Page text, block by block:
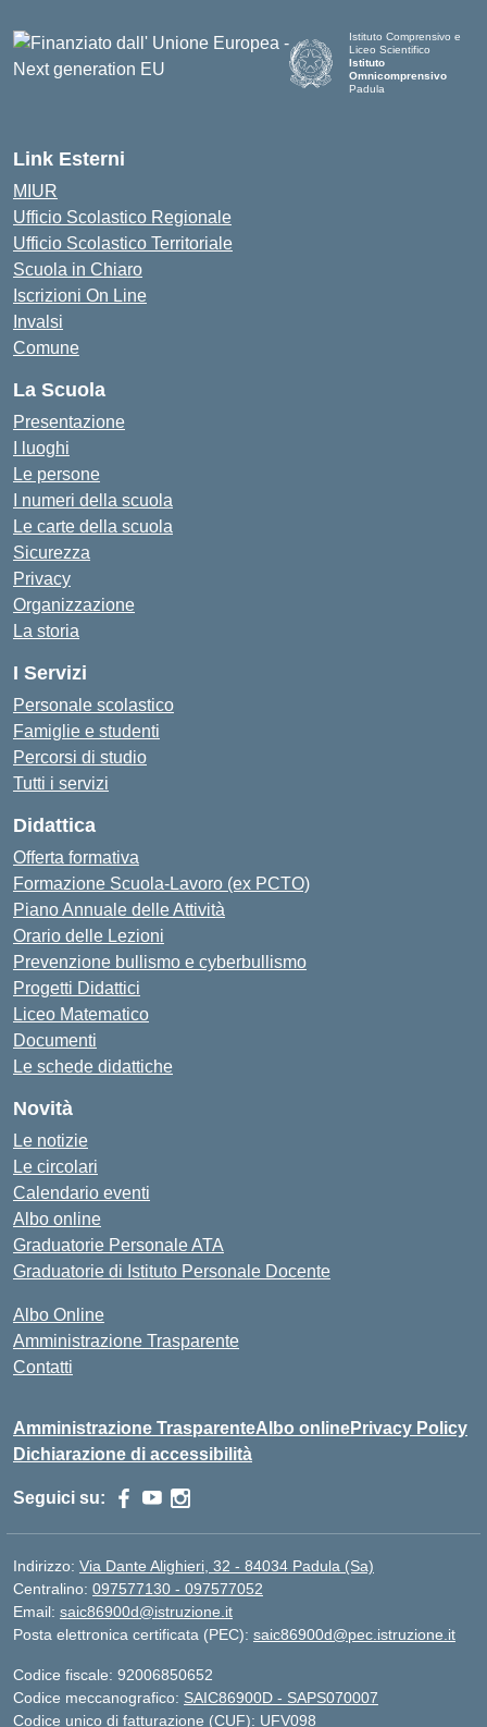
Istituto Comprensivo e
Liceo Scientifico
Istituto
Omnicomprensivo
Padula
Link Esterni
MIUR
Ufficio Scolastico Regionale
Ufficio Scolastico Territoriale
Scuola in Chiaro
Iscrizioni On Line
Invalsi
Comune
La Scuola
Presentazione
I luoghi
Le persone
I numeri della scuola
Le carte della scuola
Sicurezza
Privacy
Organizzazione
La storia
I Servizi
Personale scolastico
Famiglie e studenti
Percorsi di studio
Tutti i servizi
Didattica
Offerta formativa
Formazione Scuola-Lavoro (ex PCTO)
Piano Annuale delle Attività
Orario delle Lezioni
Prevenzione bullismo e cyberbullismo
Progetti Didattici
Liceo Matematico
Documenti
Le schede didattiche
Novità
Le notizie
Le circolari
Calendario eventi
Albo online
Graduatorie Personale ATA
Graduatorie di Istituto Personale Docente
Albo Online
Amministrazione Trasparente
Contatti
Amministrazione TrasparenteAlbo onlinePrivacy Policy
Dichiarazione di accessibilità
Seguici su:
Indirizzo: Via Dante Alighieri, 32 - 84034 Padula (Sa)
Centralino: 097577130 - 097577052
Email: saic86900d@istruzione.it
Posta elettronica certificata (PEC): saic86900d@pec.istruzione.it
Codice fiscale: 92006850652
Codice meccanografico: SAIC86900D - SAPS070007
Codice unico di fatturazione (CUF): UFV098